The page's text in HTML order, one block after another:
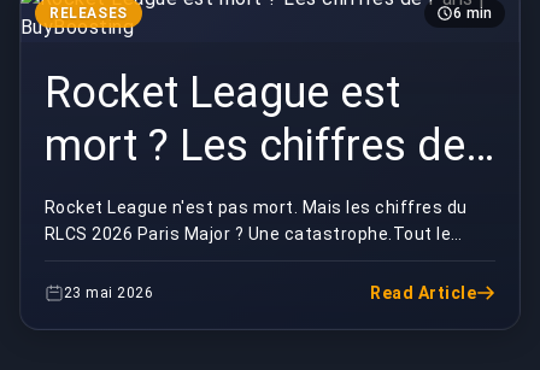
RELEASES 6 min
Rocket League est
mort ? Les chiffres de
Paris | BuyBoosting
Rocket League n'est pas mort. Mais les chiffres du
RLCS 2026 Paris Major ? Une catastrophe.Tout le
monde a vu les courbes d'audience de Paris et a sau...
23 mai 2026 Read Article